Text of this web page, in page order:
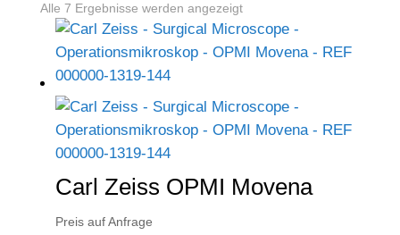
Alle 7 Ergebnisse werden angezeigt
Carl Zeiss OPMI Movena
Preis auf Anfrage